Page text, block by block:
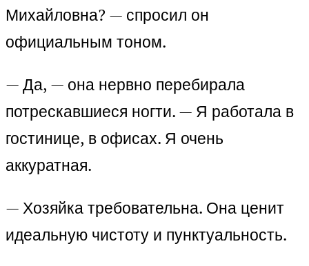
Михайловна? — спросил он
официальным тоном.
— Да, — она нервно перебирала
потрескавшиеся ногти. — Я работала в
гостинице, в офисах. Я очень
аккуратная.
— Хозяйка требовательна. Она ценит
идеальную чистоту и пунктуальность.